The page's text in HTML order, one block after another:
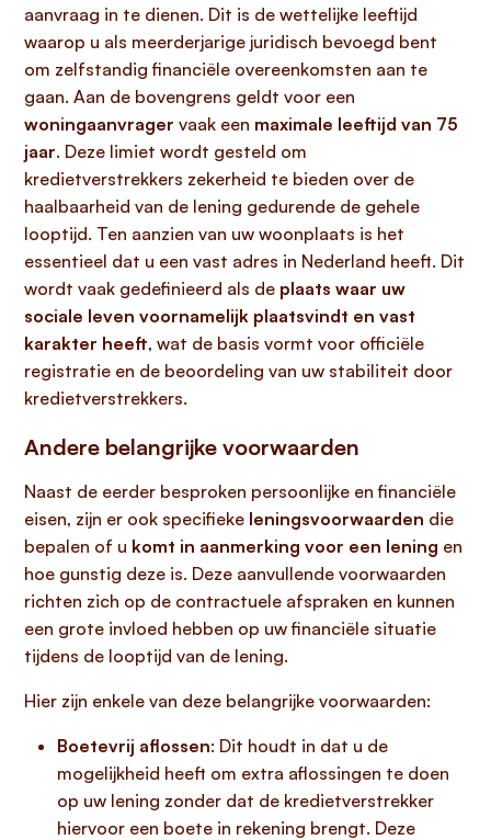
aanvraag in te dienen. Dit is de wettelijke leeftijd
waarop u als meerderjarige juridisch bevoegd bent
om zelfstandig financiële overeenkomsten aan te
gaan. Aan de bovengrens geldt voor een
woningaanvrager vaak een maximale leeftijd van 75
jaar. Deze limiet wordt gesteld om
kredietverstrekkers zekerheid te bieden over de
haalbaarheid van de lening gedurende de gehele
looptijd. Ten aanzien van uw woonplaats is het
essentieel dat u een vast adres in Nederland heeft. Dit
wordt vaak gedefinieerd als de plaats waar uw
sociale leven voornamelijk plaatsvindt en vast
karakter heeft, wat de basis vormt voor officiële
registratie en de beoordeling van uw stabiliteit door
kredietverstrekkers.
Andere belangrijke voorwaarden
Naast de eerder besproken persoonlijke en financiële
eisen, zijn er ook specifieke leningsvoorwaarden die
bepalen of u komt in aanmerking voor een lening en
hoe gunstig deze is. Deze aanvullende voorwaarden
richten zich op de contractuele afspraken en kunnen
een grote invloed hebben op uw financiële situatie
tijdens de looptijd van de lening.
Hier zijn enkele van deze belangrijke voorwaarden:
Boetevrij aflossen: Dit houdt in dat u de
mogelijkheid heeft om extra aflossingen te doen
op uw lening zonder dat de kredietverstrekker
hiervoor een boete in rekening brengt. Deze